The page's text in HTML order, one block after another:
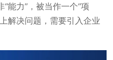
能力”，被当作一个“项
解决问题，需要引入企业